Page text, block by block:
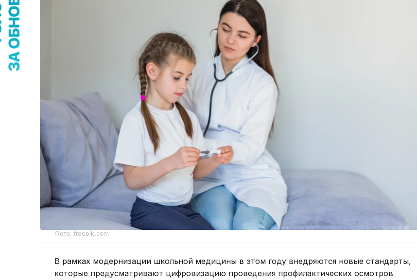
Фото: freepik.com
В рамках модернизации школьной медицины в этом году внедряются новые стандарты,
которые предусматривают цифровизацию проведения профилактических осмотров